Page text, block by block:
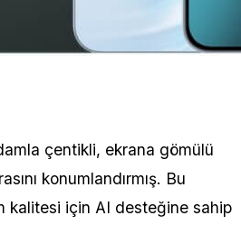
çentikli, ekrana gömülü
konumlandırmış. Bu
kalitesi için AI desteğine sahip